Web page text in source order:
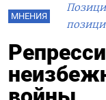
МНЕНИЯ